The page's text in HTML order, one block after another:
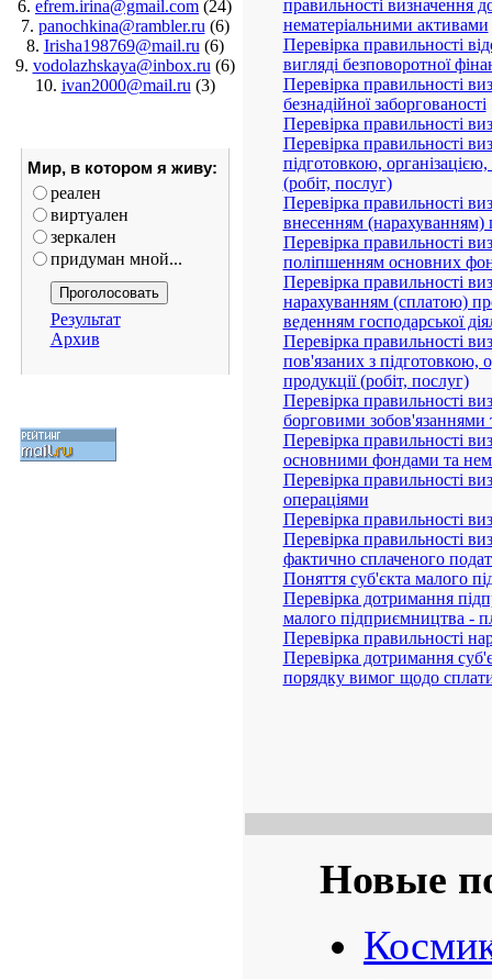
6. efrem.irina@gmail.com (24)
7. panochkina@rambler.ru (6)
8. Irisha198769@mail.ru (6)
9. vodolazhskaya@inbox.ru (6)
10. ivan2000@mail.ru (3)
Мир, в котором я живу:
реален
виртуален
зеркален
придуман мной...
Результат
Архив
послуг)
Перевірка доходів від
Перевірка доходів
Перевірка правильності
сторонами
Перевірка правильності
паперами, валютними
правильності визначення
нематеріальними активами
Перевірка правильності
вигляді безповоротної
Перевірка правильності
безнадійної заборгованості
Перевірка правильності
Перевірка правильності
підготовкою,
(робіт, послуг)
Перевірка правильності
внесенням (нарахуванням)
Перевірка правильності
поліпшенням основних
Перевірка правильності
нарахуванням (сплатою)
веденням господарської
Перевірка правильності
операціях, пов'язаних з
продажем продукції (робіт,
Перевірка правильності
борговими
Перевірка правильності
основними фондами та
Перевірка правильності
операціями
Перевірка правильності
Перевірка правильності
єдиного порядку вимог